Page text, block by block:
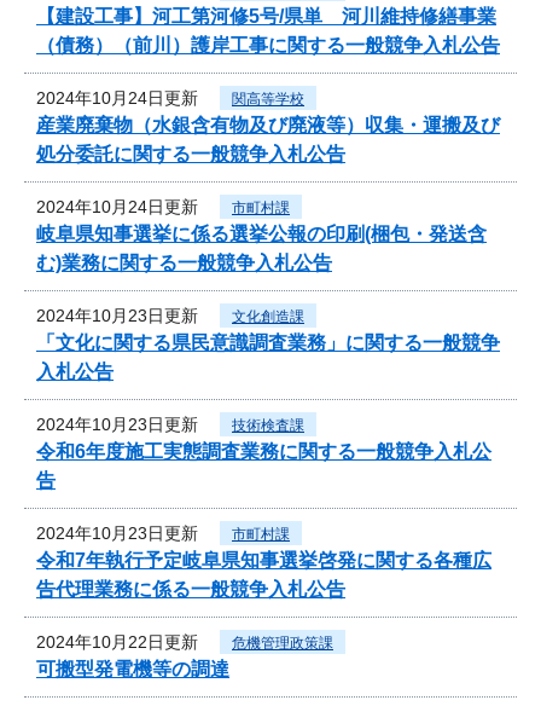
【建設工事】河工第河修5号/県単 河川維持修繕事業
（債務）（前川）護岸工事に関する一般競争入札公告
2024年10月24日更新 関高等学校
産業廃棄物（水銀含有物及び廃液等）収集・運搬及び
処分委託に関する一般競争入札公告
2024年10月24日更新 市町村課
岐阜県知事選挙に係る選挙公報の印刷(梱包・発送含
む)業務に関する一般競争入札公告
2024年10月23日更新 文化創造課
「文化に関する県民意識調査業務」に関する一般競争
入札公告
2024年10月23日更新 技術検査課
令和6年度施工実態調査業務に関する一般競争入札公
告
2024年10月23日更新 市町村課
令和7年執行予定岐阜県知事選挙啓発に関する各種広
告代理業務に係る一般競争入札公告
2024年10月22日更新 危機管理政策課
可搬型発電機等の調達